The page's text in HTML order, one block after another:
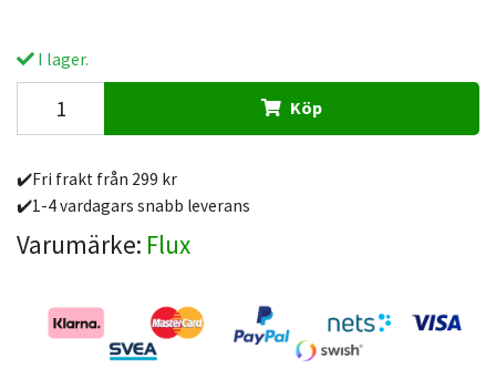
I lager.
Köp
✔️Fri frakt från 299 kr
✔️1-4 vardagars snabb leverans
Varumärke: Flux